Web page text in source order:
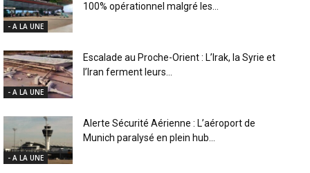
- A LA UNE
100% opérationnel malgré les...
- A LA UNE
Escalade au Proche-Orient : L’Irak, la Syrie et
l’Iran ferment leurs...
- A LA UNE
Alerte Sécurité Aérienne : L’aéroport de
Munich paralysé en plein hub...